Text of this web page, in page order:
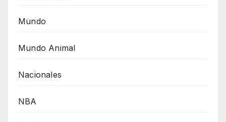
Mundo
Mundo Animal
Nacionales
NBA